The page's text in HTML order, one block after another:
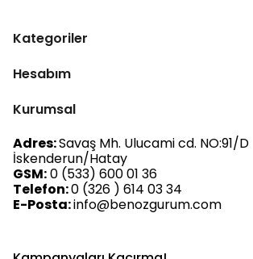
Kategoriler
Hesabım
Kurumsal
Adres:Savaş Mh. Ulucami cd. NO:91/D
İskenderun/Hatay
GSM:0 (533) 600 01 36
Telefon:0 (326 ) 614 03 34
E-Posta:info@benozgurum.com